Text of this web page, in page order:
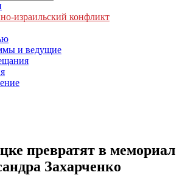
израильский конфликт
и ведущие
превратят в мемориал
Захарченко